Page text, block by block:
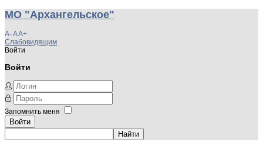
МО "Архангельское"
A-AA+
Слабовидящим
Войти
Войти
Запомнить меня
Войти